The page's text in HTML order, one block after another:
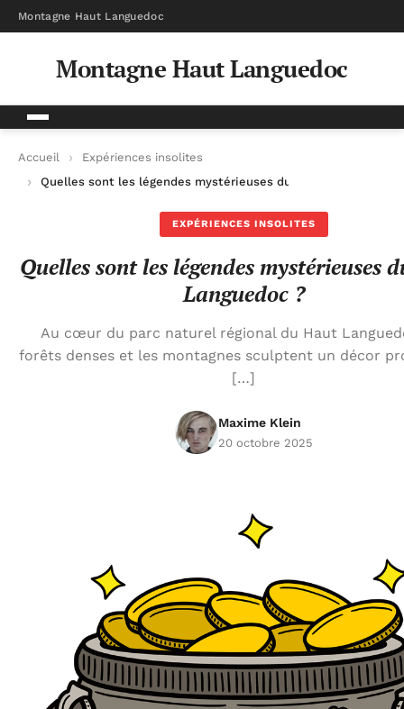
Montagne Haut Languedoc
Montagne Haut Languedoc
Accueil
Expériences insolites
Quelles sont les légendes mystérieuses du Haut Languedoc ?
EXPÉRIENCES INSOLITES
Quelles sont les légendes mystérieuses
Languedoc ?
Au cœur du parc naturel régional du Haut
forêts denses et les montagnes sculptent un décor
[…]
Maxime Klein
20 octobre 2025